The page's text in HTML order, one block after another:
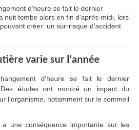
d’heure se fait le dernier
nuit tombe alors en fin d'après-midi, lors
créer un sur-risque d’accident
varie sur l’année
d’heure se fait le dernier
Des études ont montré un impact du
l’organisme, notamment sur le sommeil
a une conséquence importante sur les